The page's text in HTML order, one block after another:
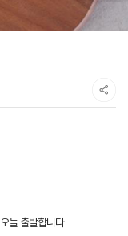
오늘 출발합니다